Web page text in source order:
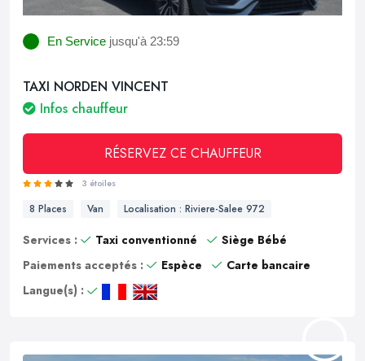
En Service jusqu'à 23:59
TAXI NORDEN VINCENT
Infos chauffeur
RÉSERVEZ CE CHAUFFEUR
3 étoiles
8 Places Van Localisation : Riviere-Salee 972
Services : Taxi conventionné
Siège Bébé
Paiements acceptés :
Espèce
Carte bancaire
Langue(s) :